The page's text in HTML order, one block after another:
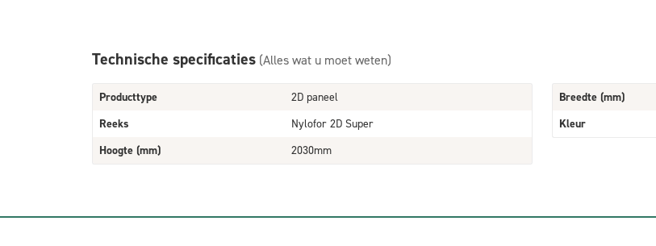
Technische specificaties (Alles wat u moet weten)
Producttype
2D paneel
Reeks
Nylofor 2D Super
Hoogte (mm)
2030mm
Breedte (mm)
Kleur